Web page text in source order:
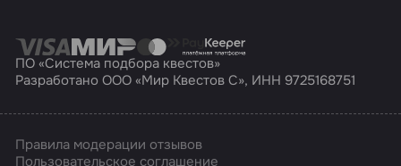
ПО «Система подбора квестов»
Разработано ООО «Мир Квестов С», ИНН 9725168751
Правила модерации отзывов
Пользовательское соглашение